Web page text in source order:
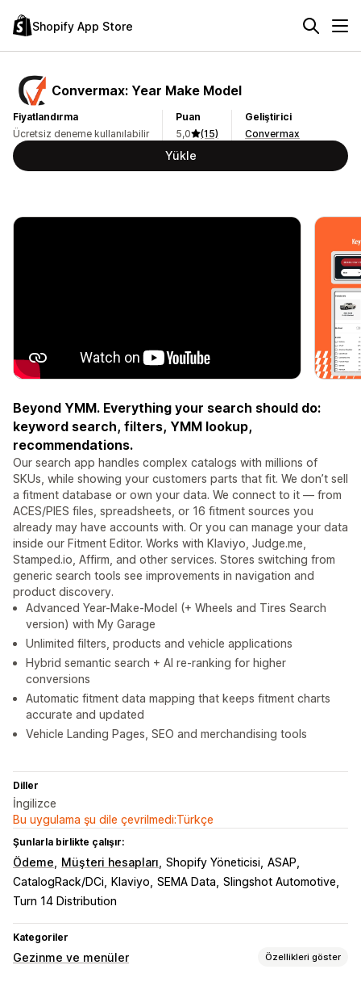
Shopify App Store
Convermax: Year Make Model
Fiyatlandırma
Ücretsiz deneme kullanılabilir
Puan
5,0
(15)
Geliştirici
Convermax
Yükle
Beyond YMM. Everything your search should do:
keyword search, filters, YMM lookup,
recommendations.
Our search app handles complex catalogs with millions of
SKUs, while showing your customers parts that fit. We don’t sell
a fitment database or own your data. We connect to it — from
ACES/PIES files, spreadsheets, or 16 fitment sources you
already may have accounts with. Or you can manage your data
inside our Fitment Editor. Works with Klaviyo, Judge.me,
Stamped.io, Affirm, and other services. Stores switching from
generic search tools see improvements in navigation and
product discovery.
Advanced Year-Make-Model (+ Wheels and Tires Search
version) with My Garage
Unlimited filters, products and vehicle applications
Hybrid semantic search + AI re-ranking for higher
conversions
Automatic fitment data mapping that keeps fitment charts
accurate and updated
Vehicle Landing Pages, SEO and merchandising tools
Diller
İngilizce
Bu uygulama şu dile çevrilmedi:Türkçe
Şunlarla birlikte çalışır:
Ödeme Müşteri hesapları Shopify Yöneticisi ASAP
CatalogRack/DCi
Klaviyo SEMA Data Slingshot Automotive
Turn 14 Distribution
Kategoriler
Gezinme ve menüler Özellikleri göster